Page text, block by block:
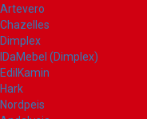
Artevero
Chazelles
Dimplex
IDaMebel (Dimplex)
EdilKamin
Hark
Nordpeis